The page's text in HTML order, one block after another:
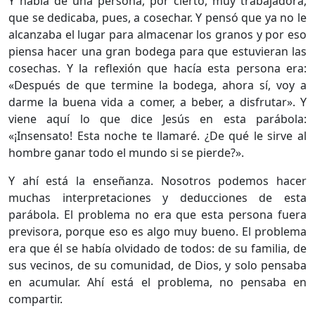
que se dedicaba, pues, a cosechar. Y pensó que ya no le
alcanzaba el lugar para almacenar los granos y por eso
piensa hacer una gran bodega para que estuvieran las
cosechas. Y la reflexión que hacía esta persona era:
«Después de que termine la bodega, ahora sí, voy a
darme la buena vida a comer, a beber, a disfrutar». Y
viene aquí lo que dice Jesús en esta parábola:
«¡Insensato! Esta noche te llamaré. ¿De qué le sirve al
hombre ganar todo el mundo si se pierde?».
Y ahí está la enseñanza. Nosotros podemos hacer
muchas interpretaciones y deducciones de esta
parábola. El problema no era que esta persona fuera
previsora, porque eso es algo muy bueno. El problema
era que él se había olvidado de todos: de su familia, de
sus vecinos, de su comunidad, de Dios, y solo pensaba
en acumular. Ahí está el problema, no pensaba en
compartir.